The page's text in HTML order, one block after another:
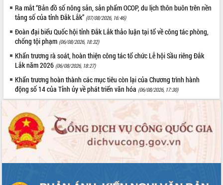
Diễn đàn Kinh tế tư nhân Việt Nam đột
phá cơ chế - Hợp tác công tư
Đề án 06 tạo bước ngoặt đột phá trong
cải cách hành chính tỉnh Đắk Lắk
Kết nối tour, đẩy mạnh chuyển đổi số
để phát triển du lịch Đắk Lắk
tầng kỹ thuật Cụm công nghiệp Tân
Tiến
Gặp mặt các cơ quan báo chí nhân Kỷ
niệm 101 năm Ngày Báo chí Cách
mạng Việt Nam
Đắk Lắk sơ kết 4 năm triển khai thực
hiện Đề án 06 của Chính phủ
Lắk
Ra mắt “Bản đồ số nông sản, sản phẩm OCOP, du lịch thôn buôn trên nền
tảng số của tỉnh Đắk Lắk” (07/08/2026, 16:46)
Đoàn đại biểu Quốc hội tỉnh Đắk Lắk thảo luận tại tổ về công tác phòng,
chống tội phạm (06/08/2026, 18:32)
Khẩn trương rà soát, hoàn thiện công tác tổ chức Lễ hội Sầu riêng Đắk
Lắk năm 2026 (06/08/2026, 18:27)
Khẩn trương hoàn thành các mục tiêu còn lại của Chương trình hành
động số 14 của Tỉnh ủy về phát triển văn hóa (06/08/2026, 17:30)